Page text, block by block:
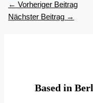
← Vorheriger Beitrag
Nächster Beitrag →
Based in